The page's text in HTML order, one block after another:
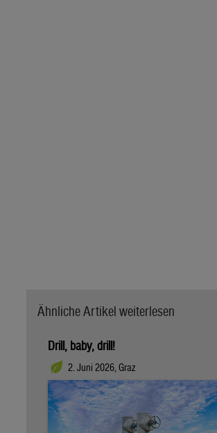
Ähnliche Artikel weiterlesen
Drill, baby, drill!
2. Juni 2026, Graz